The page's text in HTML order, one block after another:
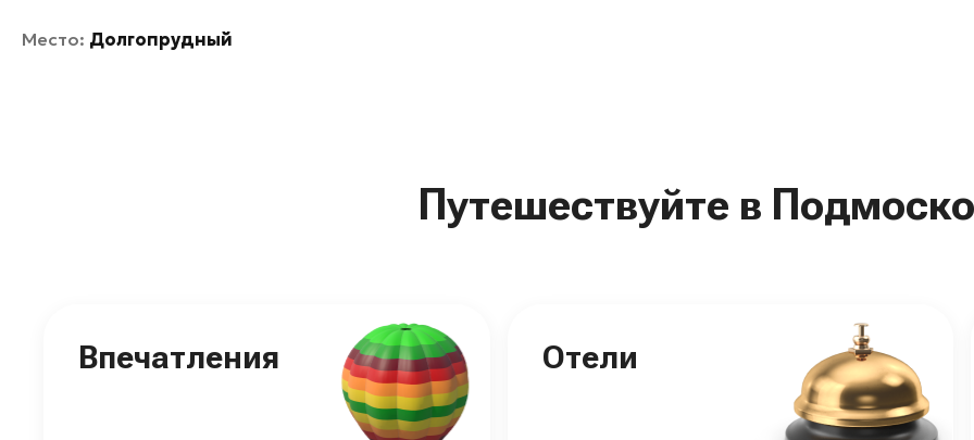
Место: Долгопрудный
Путешествуйте в
Впечатления Отели